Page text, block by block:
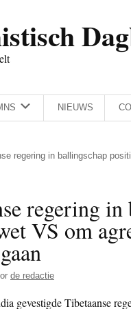
NIEUWS
regering in ballingschap
regering
VS om
de redactie
gevestigde Tibetaanse